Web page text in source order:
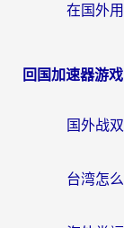
回国加速器游戏